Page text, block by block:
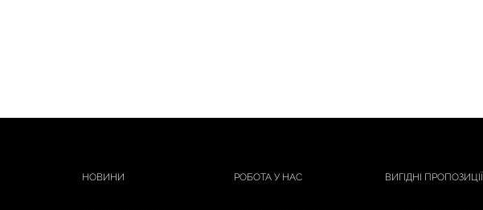
НОВИНИ РОБОТА У НАС ВИГІДНІ ПРОПОЗИЦІЇ